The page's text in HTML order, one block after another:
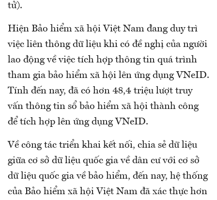
tử).
Hiện Bảo hiểm xã hội Việt Nam đang duy trì
việc liên thông dữ liệu khi có đề nghị của người
lao động về việc tích hợp thông tin quá trình
tham gia bảo hiểm xã hội lên ứng dụng VNeID.
Tính đến nay, đã có hơn 48,4 triệu lượt truy
vấn thông tin sổ bảo hiểm xã hội thành công
để tích hợp lên ứng dụng VNeID.
Về công tác triển khai kết nối, chia sẻ dữ liệu
giữa cơ sở dữ liệu quốc gia về dân cư với cơ sở
dữ liệu quốc gia về bảo hiểm, đến nay, hệ thống
của Bảo hiểm xã hội Việt Nam đã xác thực hơn